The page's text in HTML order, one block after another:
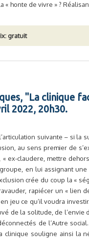
« honte de vivre » ?
gratuit
"La clinique
2022, 20h30.
suivante – si la
au sens premier de
ex-claudere, mettre
en lui assignant
crée du coup la «
rapiécer un « lien
jeu ce qu’il voudra
de la solitude, de
de l’Autre
clinique souligne ainsi la